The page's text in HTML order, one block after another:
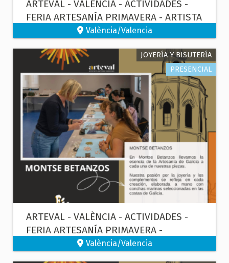
ARTEVAL - VALÈNCIA - ACTIVIDADES -
FERIA ARTESANÍA PRIMAVERA - ARTISTA
València/Valencia
JOYERÍA Y BISUTERÍA
ARTEVAL - VALÈNCIA - ACTIVIDADES -
FERIA ARTESANÍA PRIMAVERA -
COLLAREIRA - BISUTERÍA DE CONCHA
València/Valencia
PRESENCIAL